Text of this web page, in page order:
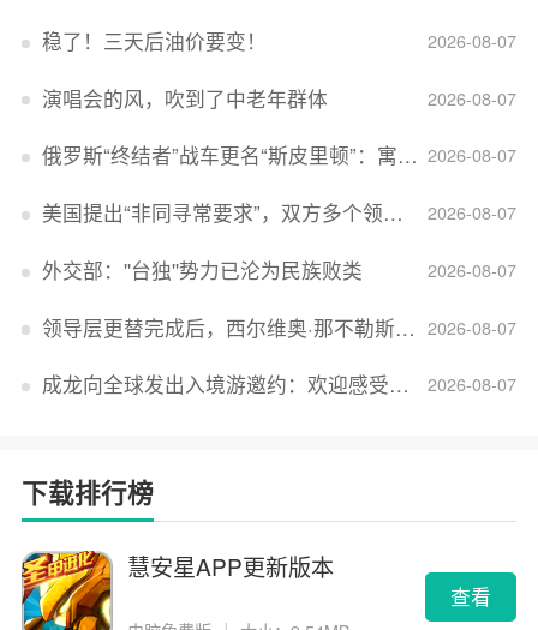
2026-08-07
稳了！三天后油价要变！
2026-08-07
演唱会的风，吹到了中老年群体
2026-08-07
俄罗斯“终结者”战车更名“斯皮里顿”：寓意强大可靠，彰显俄精神力量
2026-08-07
美国提出“非同寻常要求”，双方多个领域分歧依旧，印美贸易谈判进入“关键阶段”
2026-08-07
外交部：''台独''势力已沦为民族败类
2026-08-07
领导层更替完成后，西尔维奥·那不勒斯出任Lucid首席执行官
2026-08-07
成龙向全球发出入境游邀约：欢迎感受无滤镜的真实中国
下载排行榜
慧安星APP更新版本
查看